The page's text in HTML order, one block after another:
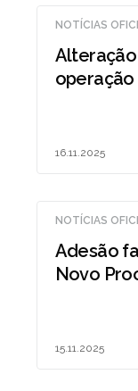
NOTÍCIAS
16.11.2025
NOTÍCIAS
Adesão
Novo
15.11.2025